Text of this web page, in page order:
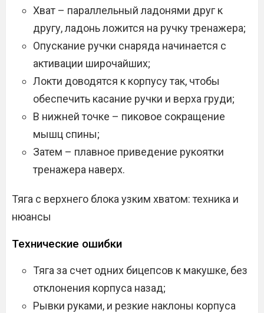
Хват – параллельный ладонями друг к
другу, ладонь ложится на ручку тренажера;
Опускание ручки снаряда начинается с
активации широчайших;
Локти доводятся к корпусу так, чтобы
обеспечить касание ручки и верха груди;
В нижней точке – пиковое сокращение
мышц спины;
Затем – плавное приведение рукоятки
тренажера наверх.
Тяга с верхнего блока узким хватом: техника и
нюансы
Технические ошибки
Тяга за счет одних бицепсов к макушке, без
отклонения корпуса назад;
Рывки руками, и резкие наклоны корпуса